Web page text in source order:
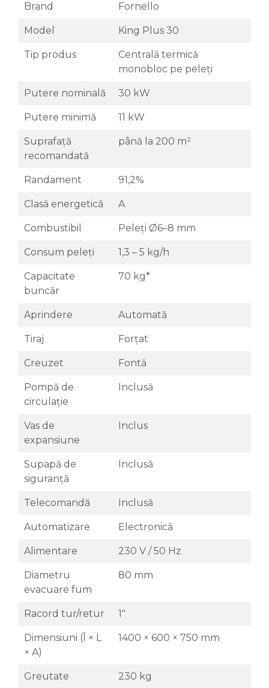
Brand Fornello
Model King Plus 30
Tip produs
Centrală termică
monobloc pe peleți
Putere nominală 30 kW
Putere minimă 11 kW
Suprafață
recomandată
până la 200 m²
Randament 91,2%
Clasă energetică A
Combustibil Peleți Ø6–8 mm
Consum peleți 1,3 – 5 kg/h
Capacitate
buncăr
70 kg*
Aprindere Automată
Tiraj Forțat
Creuzet Fontă
Pompă de
circulație
Inclusă
Vas de
expansiune
Inclus
Supapă de
siguranță
Inclusă
Telecomandă Inclusă
Automatizare Electronică
Alimentare 230 V / 50 Hz
Diametru
evacuare fum
80 mm
Racord tur/retur 1"
Dimensiuni (Î × L
× A)
1400 × 600 × 750 mm
Greutate 230 kg